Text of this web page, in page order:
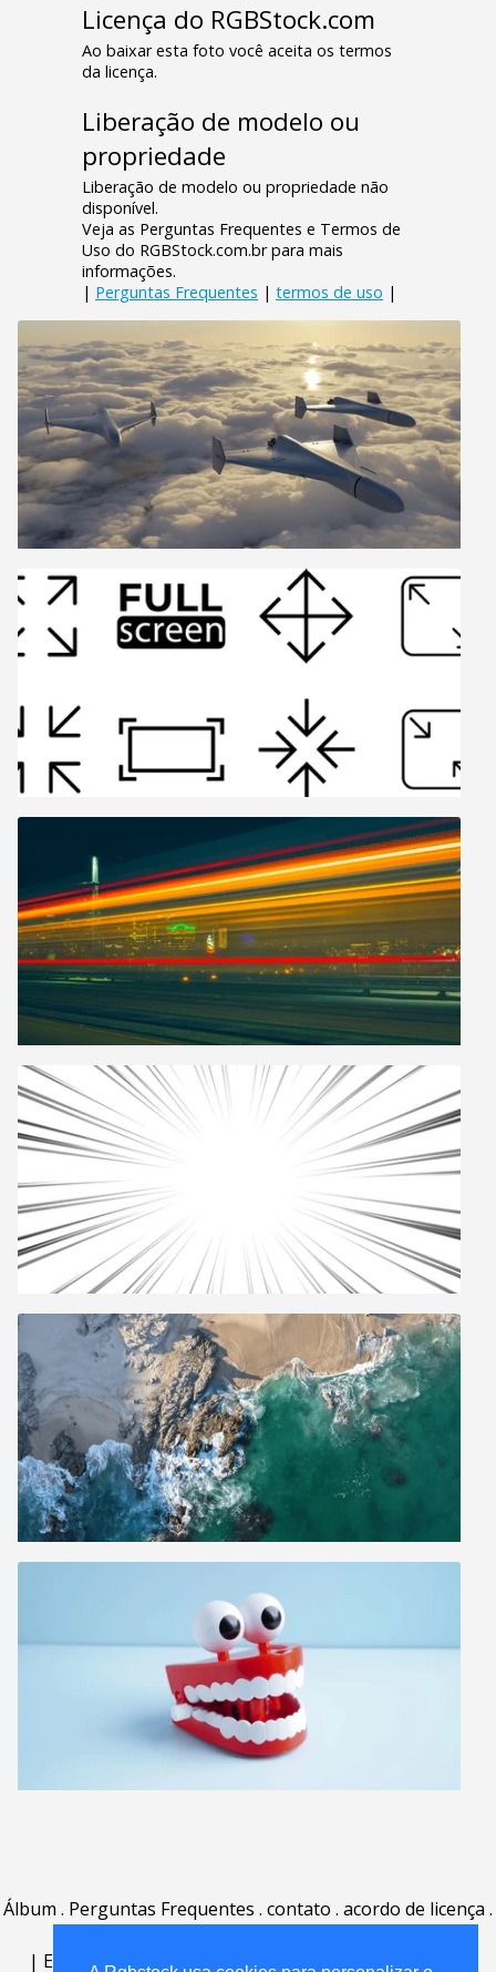
Licença do RGBStock.com
Ao baixar esta foto você aceita os termos
da licença.
Liberação de modelo ou
propriedade
Liberação de modelo ou propriedade não
disponível.
Veja as Perguntas Frequentes e Termos de
Uso do RGBStock.com.br para mais
informações.
| Perguntas Frequentes | termos de uso |
Álbum . Perguntas Frequentes . contato . acordo de licença .
| English | Deutsch Español Português